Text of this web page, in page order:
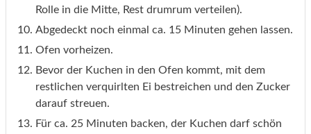
Rolle in die Mitte, Rest drumrum verteilen).
Abgedeckt noch einmal ca. 15 Minuten gehen lassen.
Ofen vorheizen.
Bevor der Kuchen in den Ofen kommt, mit dem
restlichen verquirlten Ei bestreichen und den Zucker
darauf streuen.
Für ca. 25 Minuten backen, der Kuchen darf schön